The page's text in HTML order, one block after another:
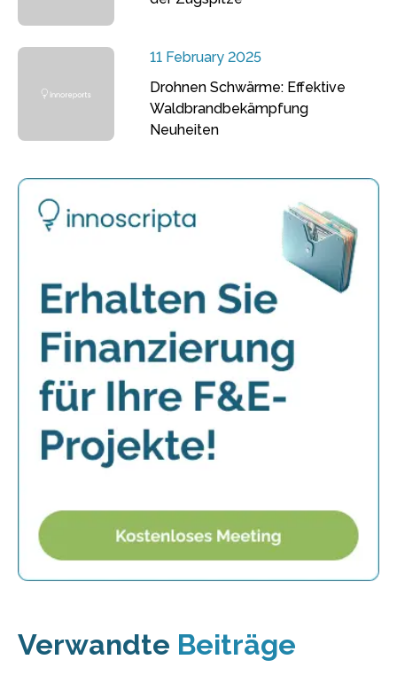
11 February 2025
Drohnen Schwärme: Effektive
Waldbrandbekämpfung
Neuheiten
Verwandte Beiträge